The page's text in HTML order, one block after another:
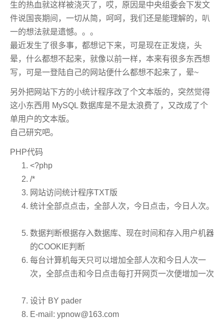
生的热血就这样被浇灭了，哎，原因是中央组委会下发文
件说国丧期间，一切从简，呵呵，我们还是能理解的，叭
一的想法就是遗憾。。。
最近发生了很多事，都想记下来，可是现在正发烧，头
晕，什么都想不起来，就像以前一样，本来有很多东西想
写，可是一登陆自己的网站便什么都想不起来了，晕~
另外把网站下方的小统计程序改了个文本版的，突然觉得
这小东西用 MySQL 数据库是不是太浪费了，又改成了个
单用户的文本版。
自己研究吧。
PHP代码
<?php
/*
网站访问统计程序TXT版
统计全部点点击，全部人次，今日点击，今日人次。
数据判断根据存入数据库、现在时间和存入用户机器
的COOKIE判断
每台计算机每天只可以增加全部人次和今日人次一
次，全部点击和今日点击每打开网页一次便增加一次
设计 BY pader
E-mail: ypnow@163.com